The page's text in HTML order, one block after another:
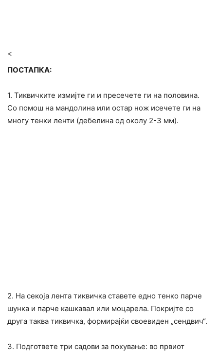
<
ПОСТАПКА:
1. Тиквичките измијте ги и пресечете ги на половина.
Со помош на мандолина или остар нож исечете ги на
многу тенки ленти (дебелина од околу 2-3 мм).
2. На секоја лента тиквичка ставете едно тенко парче
шунка и парче кашкавал или моцарела. Покријте со
друга таква тиквичка, формирајќи своевиден „сендвич“.
3. Подгответе три садови за похување: во првиот